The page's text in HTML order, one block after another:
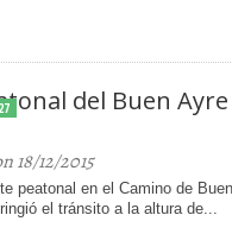
27
del Buen Ayre
18/12/2015
peatonal en el Camino de Buen
el tránsito a la altura de...